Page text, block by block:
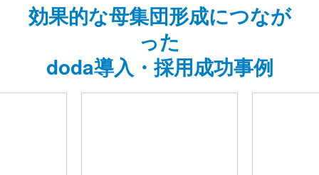
効果的な母集団形成につなが
った
doda導入・採用成功事例